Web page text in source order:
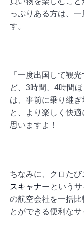
っぷりある方は、
す。
「一度出国して観
ど、3時間、4時間
は、事前に乗り継
と、より楽しく快
思いますよ！
ちなみに、クロたび
スキャナー という
の航空会社を一括
とができる便利なサ